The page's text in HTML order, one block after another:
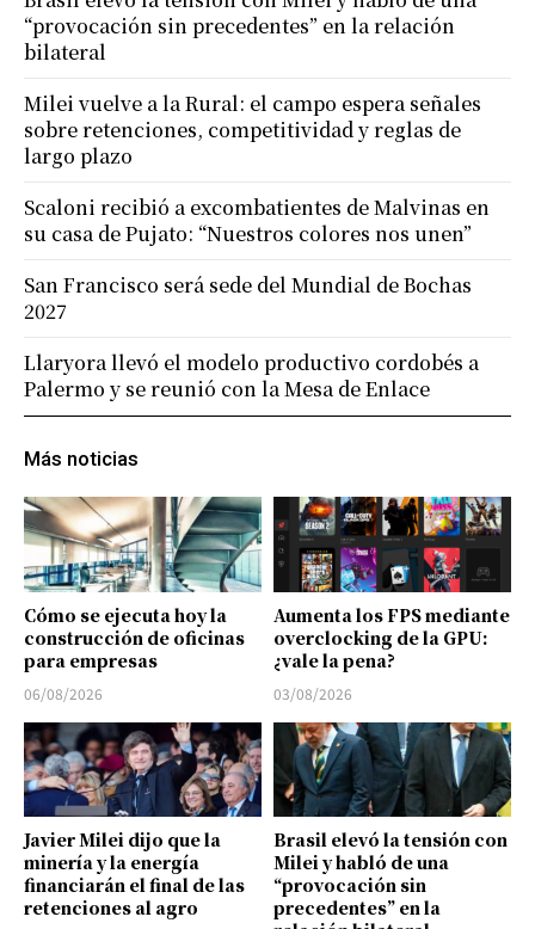
Más noticias
Cómo se ejecuta hoy la
construcción de oficinas
para empresas
06/08/2026
Aumenta los FPS mediante
overclocking de la GPU:
¿vale la pena?
03/08/2026
Javier Milei dijo que la
minería y la energía
financiarán el final de las
retenciones al agro
Brasil elevó la tensión con
Milei y habló de una
“provocación sin
precedentes” en la
“provocación sin precedentes” en la relación
bilateral
Milei vuelve a la Rural: el campo espera señales
sobre retenciones, competitividad y reglas de
largo plazo
Scaloni recibió a excombatientes de Malvinas en
su casa de Pujato: “Nuestros colores nos unen”
San Francisco será sede del Mundial de Bochas
2027
Llaryora llevó el modelo productivo cordobés a
Palermo y se reunió con la Mesa de Enlace